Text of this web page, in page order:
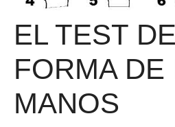
EL TEST
FORMA DE
MANOS